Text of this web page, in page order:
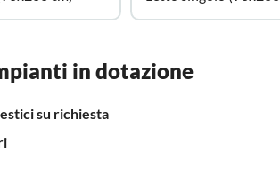
in dotazione
su richiesta